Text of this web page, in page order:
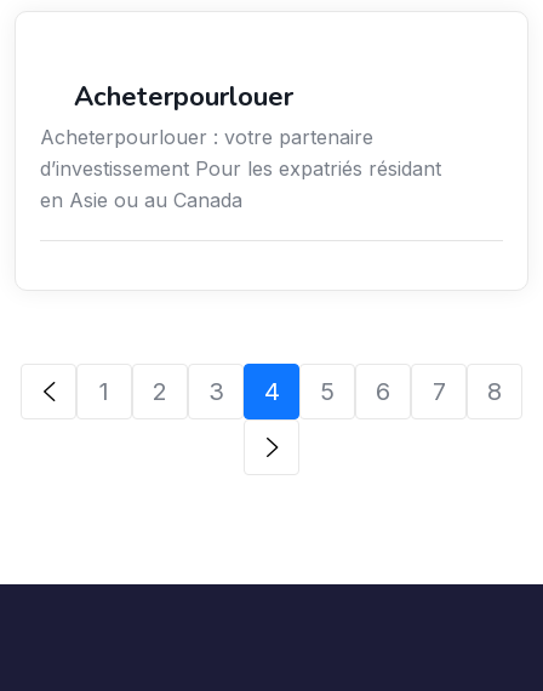
Acheterpourlouer
Acheterpourlouer : votre partenaire
d’investissement Pour les expatriés résidant
en Asie ou au Canada
1 2 3 4 5 6 7 8